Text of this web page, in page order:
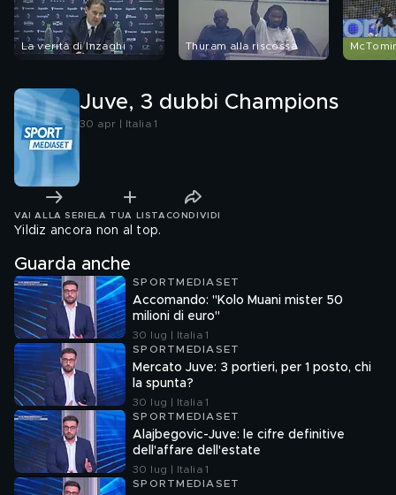
La verità di Inzaghi Thuram alla riscossa
Juve, 3 dubbi Champions
30 apr | Italia 1
VAI ALLA SERIE LA TUA LISTA CONDIVIDI
Yildiz ancora non al top.
Guarda anche
SPORTMEDIASET
Accomando: "Kolo Muani mister 50
milioni di euro"
30 lug | Italia 1
SPORTMEDIASET
Mercato Juve: 3 portieri, per 1 posto, chi
la spunta?
30 lug | Italia 1
SPORTMEDIASET
Alajbegovic-Juve: le cifre definitive
dell'affare dell'estate
30 lug | Italia 1
SPORTMEDIASET